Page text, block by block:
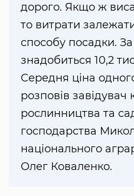
дорого. Якщо ж
то витрати
способу посадки.
знадобиться 10,2
Середня ціна
розповів завідувач
рослинництва та
господарства
національного
Олег Коваленко.